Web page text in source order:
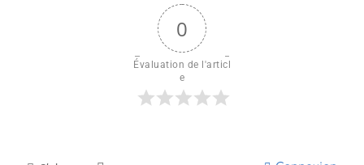
0
Évaluation de l'articl
e